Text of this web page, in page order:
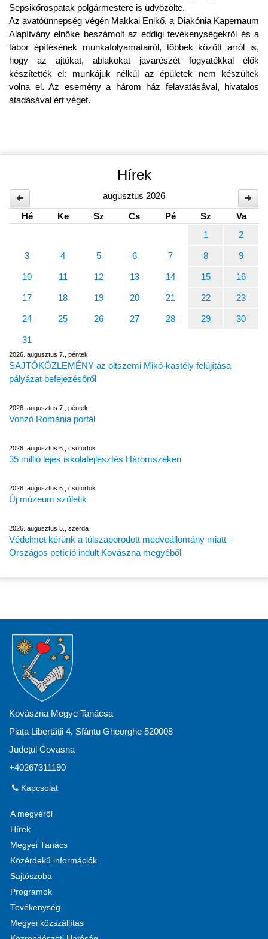
Sepsikőröspatak polgármestere is üdvözölte.
Az avatóünnepség végén Makkai Enikő, a Diakónia Kapernaum
Alapítvány elnöke beszámolt az eddigi tevékenységekről és a
tábor építésének munkafolyamatairól, többek között arról is,
hogy az ajtókat, ablakokat javarészét fogyatékkal élők
készítették el: munkájuk nélkül az épületek nem készültek
volna el. Az esemény a három ház felavatásával, hivatalos
átadásával ért véget.
Hírek
augusztus 2026
Hé
Ke Sz Cs Pé Sz
Va
1
2
3 4 5 6 7 8 9
10 11 12 13 14 15 16
17 18 19 20 21 22 23
24 25 26 27 28 29 30
31
2026. augusztus 7., péntek
SAJTÓKÖZLEMÉNY az oltszemi Mikó-kastély felújítása
pályázat befejezésőről
2026. augusztus 7., péntek
Vonzó Románia portál
2026. augusztus 6., csütörtök
35 millió lejes iskolafejlesztés Háromszéken
2026. augusztus 6., csütörtök
Új múzeum születik
2026. augusztus 5., szerda
Védelmet kérünk a túlszaporodott medveállomány miatt –
Országos petíció indult Kovászna megyéből
Kovászna Megye Tanácsa
Piața Libertății 4, Sfântu Gheorghe 520008
Județul Covasna
+40267311190
Kapcsolat
A megyéről
Hírek
Megyei Tanács
Közérdekű információk
Sajtószoba
Programok
Tevékenység
Megyei közszállítás